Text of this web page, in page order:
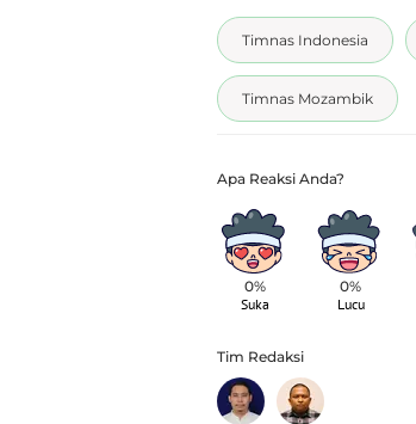
Timnas Indonesia
Timnas Mozambik
0%
Suka
0%
Lucu
Tim Redaksi